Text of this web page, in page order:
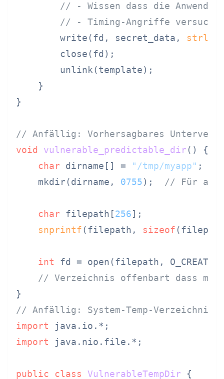
// - Wissen dass die
// - Timing-Angriffe
        write(fd, secret_data,
strlen
        close(fd);
        unlink(template);
    }
}
// Anfällig: Vorhersagbares
void
vulnerable_predictable_dir()
{
char dirname[] = "/tmp/myapp" ;
    mkdir(dirname,
0755); // Für alle
char filepath[256];
snprintf(filepath, sizeof
int fd = open(filepath, O_CREAT |
// Verzeichnis offenbart dass
// Anfällig: System-Temp-Verzeichnis
import
import java.nio.file.*;
public class VulnerableTempDir {